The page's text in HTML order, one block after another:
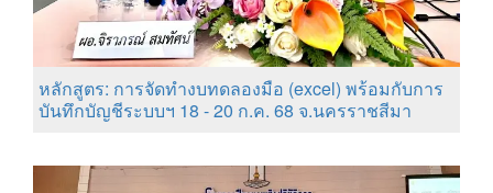
หลักสูตร: การจัดทำงบทดลองมือ (excel) พร้อมกับการ
บันทึกบัญชีระบบฯ 18 - 20 ก.ค. 68 จ.นครราชสีมา